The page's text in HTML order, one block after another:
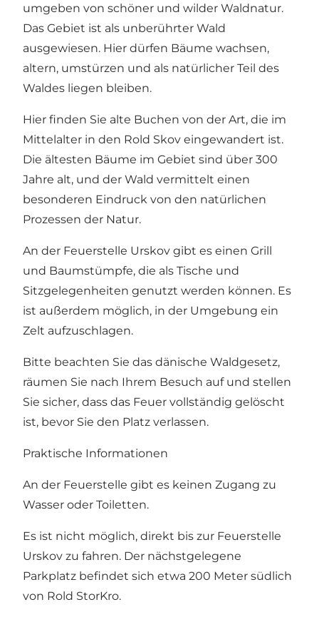
umgeben von schöner und wilder Waldnatur.
Das Gebiet ist als unberührter Wald
ausgewiesen. Hier dürfen Bäume wachsen,
altern, umstürzen und als natürlicher Teil des
Waldes liegen bleiben.
Hier finden Sie alte Buchen von der Art, die im
Mittelalter in den Rold Skov eingewandert ist.
Die ältesten Bäume im Gebiet sind über 300
Jahre alt, und der Wald vermittelt einen
besonderen Eindruck von den natürlichen
Prozessen der Natur.
An der Feuerstelle Urskov gibt es einen Grill
und Baumstümpfe, die als Tische und
Sitzgelegenheiten genutzt werden können. Es
ist außerdem möglich, in der Umgebung ein
Zelt aufzuschlagen.
Bitte beachten Sie das dänische Waldgesetz,
räumen Sie nach Ihrem Besuch auf und stellen
Sie sicher, dass das Feuer vollständig gelöscht
ist, bevor Sie den Platz verlassen.
Praktische Informationen
An der Feuerstelle gibt es keinen Zugang zu
Wasser oder Toiletten.
Es ist nicht möglich, direkt bis zur Feuerstelle
Urskov zu fahren. Der nächstgelegene
Parkplatz befindet sich etwa 200 Meter südlich
von Rold StorKro.